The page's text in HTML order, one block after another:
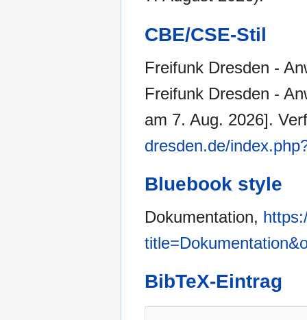
CBE/CSE-Stil
Freifunk Dresden -
Freifunk Dresden -
am 7. Aug. 2026].
dresden.de/
Bluebook style
Dokumentation,
BibTeX-Eintrag